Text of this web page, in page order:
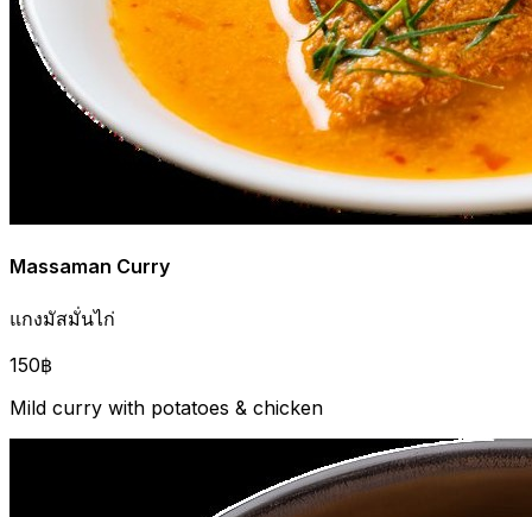
Massaman Curry
แกงมัสมั่นไก่
150฿
Mild curry with potatoes & chicken